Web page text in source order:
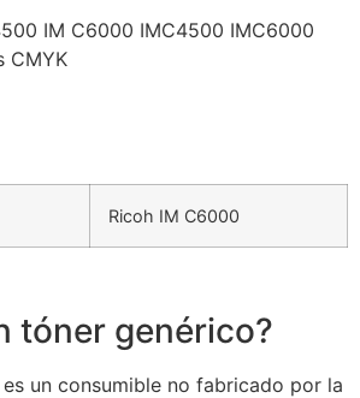
IM C6000 IMC4500 IMC6000
CMYK
Ricoh IM C6000
tóner genérico?
un consumible no fabricado por la